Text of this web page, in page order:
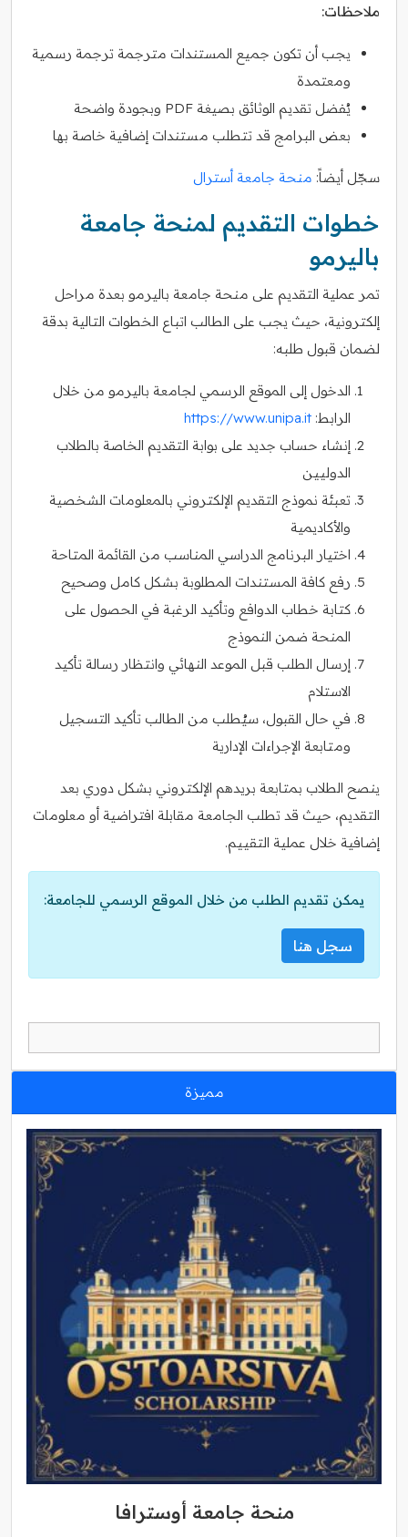
ملاحظات:
يجب أن تكون جميع المستندات مترجمة ترجمة رسمية
ومعتمدة
يُفضل تقديم الوثائق بصيغة PDF وبجودة واضحة
بعض البرامج قد تتطلب مستندات إضافية خاصة بها
سجّل أيضاً: منحة جامعة أسترال
خطوات التقديم لمنحة جامعة
باليرمو
تمر عملية التقديم على منحة جامعة باليرمو بعدة مراحل
إلكترونية، حيث يجب على الطالب اتباع الخطوات التالية بدقة
لضمان قبول طلبه:
الدخول إلى الموقع الرسمي لجامعة باليرمو من خلال
الرابط: https://www.unipa.it
إنشاء حساب جديد على بوابة التقديم الخاصة بالطلاب
الدوليين
تعبئة نموذج التقديم الإلكتروني بالمعلومات الشخصية
والأكاديمية
اختيار البرنامج الدراسي المناسب من القائمة المتاحة
رفع كافة المستندات المطلوبة بشكل كامل وصحيح
كتابة خطاب الدوافع وتأكيد الرغبة في الحصول على
المنحة ضمن النموذج
إرسال الطلب قبل الموعد النهائي وانتظار رسالة تأكيد
الاستلام
في حال القبول، سيُطلب من الطالب تأكيد التسجيل
ومتابعة الإجراءات الإدارية
ينصح الطلاب بمتابعة بريدهم الإلكتروني بشكل دوري بعد
التقديم، حيث قد تطلب الجامعة مقابلة افتراضية أو معلومات
إضافية خلال عملية التقييم.
يمكن تقديم الطلب من خلال الموقع الرسمي للجامعة:
سجل هنا
مميزة
منحة جامعة أوسترافا